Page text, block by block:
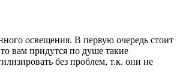
освещения. В первую очередь стоит
вам придутся по душе такие
без проблем, т.к. они не